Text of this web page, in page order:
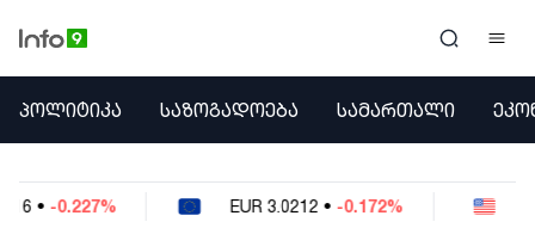
ᲞᲝᲚᲘᲢᲘᲙᲐ
ᲔᲙᲝᲜᲝᲛᲘᲙᲐ
ᲣᲪᲮᲝᲔᲗᲘ
ᲞᲝᲚᲘᲢᲘᲙᲐ ᲡᲐᲖᲝᲒᲐᲓᲝᲔᲑᲐ ᲡᲐᲛᲐᲠᲗᲐᲚᲘ
EUR 3.0212 -0.172% USD 2.621 -0.05%